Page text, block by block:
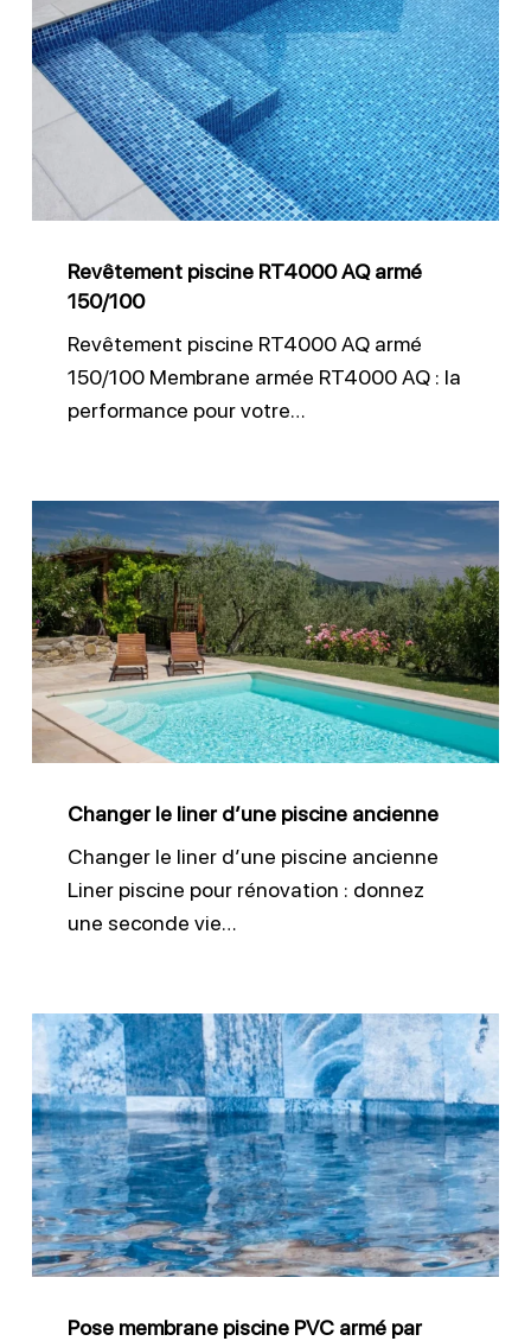
piscine
RT4000
AQ
armé
150/100
Revêtement piscine RT4000 AQ armé
150/100
Revêtement piscine RT4000 AQ armé
150/100 Membrane armée RT4000 AQ : la
performance pour votre…
Changer
le
liner
d’une
piscine
ancienne
Changer le liner d’une piscine ancienne
Changer le liner d’une piscine ancienne
Liner piscine pour rénovation : donnez
une seconde vie…
Pose
membrane
piscine
PVC
armé
par
Fusion
Pose membrane piscine PVC armé par